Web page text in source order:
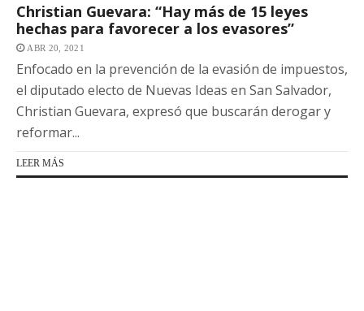
Christian Guevara: “Hay más de 15 leyes
hechas para favorecer a los evasores”
ABR 20, 2021
Enfocado en la prevención de la evasión de impuestos,
el diputado electo de Nuevas Ideas en San Salvador,
Christian Guevara, expresó que buscarán derogar y
reformar...
LEER MÁS